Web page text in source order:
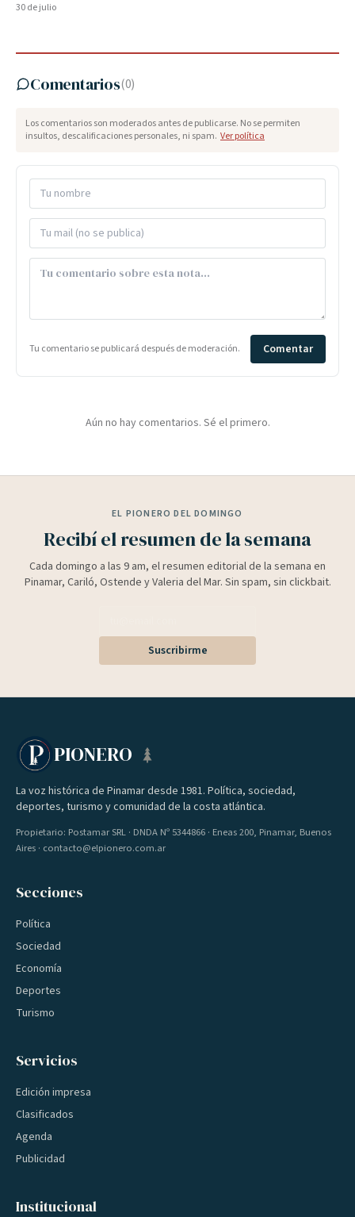
30 de julio
Comentarios(0)
Los comentarios son moderados antes de publicarse. No se permiten
insultos, descalificaciones personales, ni spam. Ver política
Tu comentario se publicará después de moderación. Comentar
Aún no hay comentarios. Sé el primero.
EL PIONERO DEL DOMINGO
Recibí el resumen de la semana
Cada domingo a las 9 am, el resumen editorial de la semana en
Pinamar, Cariló, Ostende y Valeria del Mar. Sin spam, sin clickbait.
Suscribirme
PIONERO
La voz histórica de Pinamar desde 1981. Política, sociedad,
deportes, turismo y comunidad de la costa atlántica.
Propietario: Postamar SRL · DNDA Nº 5344866 · Eneas 200, Pinamar, Buenos
Aires · contacto@elpionero.com.ar
Secciones
Política
Sociedad
Economía
Deportes
Turismo
Servicios
Edición impresa
Clasificados
Agenda
Publicidad
Institucional